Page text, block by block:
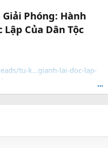
Phóng: Hành
Của Dân Tộc
tu-k...gianh-lai-doc-lap-
•••